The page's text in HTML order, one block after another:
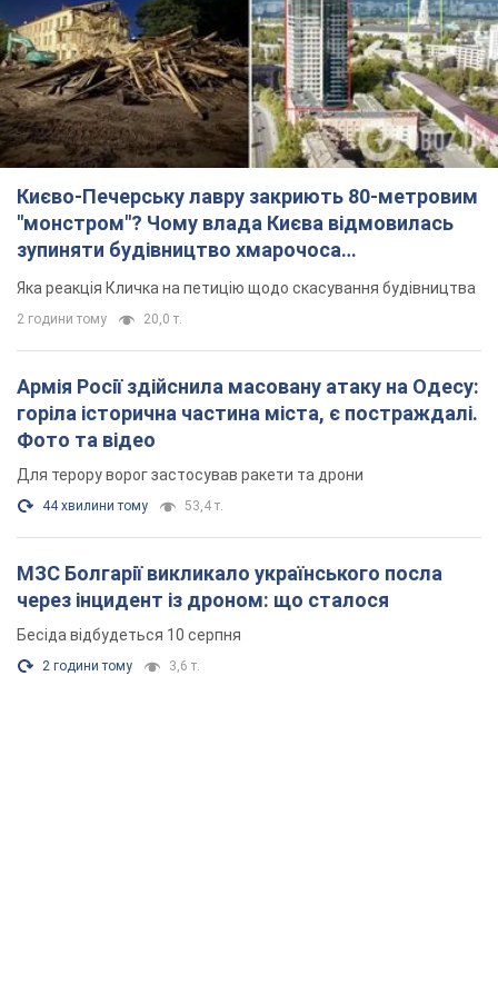
Києво-Печерську лавру закриють 80-метровим
"монстром"? Чому влада Києва відмовилась
зупиняти будівництво хмарочоса
"московського вірянина"
Яка реакція Кличка на петицію щодо скасування будівництва
2 години тому 20,0 т.
Армія Росії здійснила масовану атаку на Одесу:
горіла історична частина міста, є постраждалі.
Фото та відео
Для терору ворог застосував ракети та дрони
44 хвилини тому 53,4 т.
МЗС Болгарії викликало українського посла
через інцидент із дроном: що сталося
Бесіда відбудеться 10 серпня
2 години тому 3,6 т.